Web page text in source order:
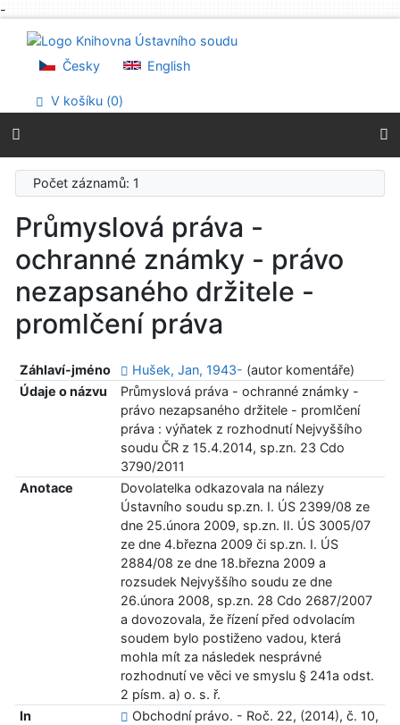
-
Přejít na menu
Prohlášení o webové přístupnosti
Česky English
V košíku (0)
Počet záznamů: 1
Průmyslová práva -
ochranné známky - právo
nezapsaného držitele -
promlčení práva
Záhlaví-jméno Hušek, Jan, 1943- (autor komentáře)
Údaje o názvu
Průmyslová práva - ochranné známky -
právo nezapsaného držitele - promlčení
práva : výňatek z rozhodnutí Nejvyššího
soudu ČR z 15.4.2014, sp.zn. 23 Cdo
3790/2011
Anotace
Dovolatelka odkazovala na nálezy
Ústavního soudu sp.zn. I. ÚS 2399/08 ze
dne 25.února 2009, sp.zn. II. ÚS 3005/07
ze dne 4.března 2009 či sp.zn. I. ÚS
2884/08 ze dne 18.března 2009 a
rozsudek Nejvyššího soudu ze dne
26.února 2008, sp.zn. 28 Cdo 2687/2007
a dovozovala, že řízení před odvolacím
soudem bylo postiženo vadou, která
mohla mít za následek nesprávné
rozhodnutí ve věci ve smyslu § 241a odst.
2 písm. a) o. s. ř.
In
Obchodní právo. - Roč. 22, (2014), č. 10,